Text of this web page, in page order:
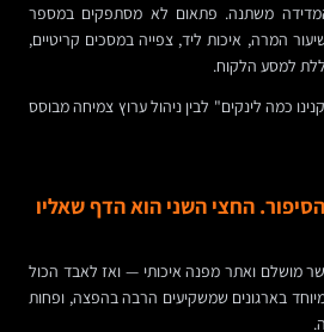
משתנה. פתאום לא מסתפקים במספר
המרה, איכות ליד, צפייה במסכים קריטיים,
למסע הלקוח.
כמה לינקים" לבין ניהול ערוץ צמיחה מבוסס
החצי השני הוא הדף שאליו
מושלם ואתר מפנה איכותי — ואז לאבד הכול
בארגונים שמשקיעים הרבה בהפצה, ופחות